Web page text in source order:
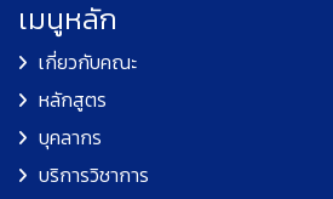
เมนูหลัก
เกี่ยวกับคณะ
หลักสูตร
บุคลากร
บริการวิชาการ